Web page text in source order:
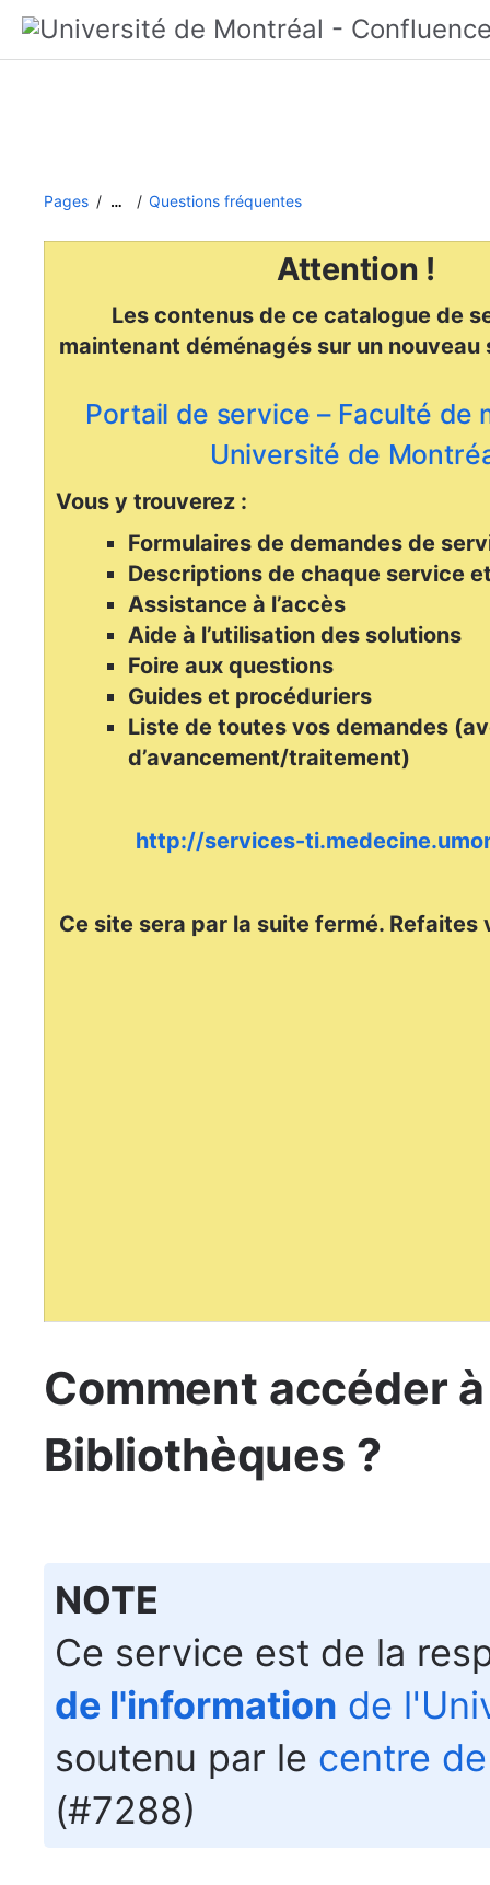
Pages … Questions fréquentes
Attention !
Les contenus de ce catalogue de
maintenant déménagéssur un nouveau
Portail de service – Faculté de
Université de
Vous y trouverez :
Formulaires de demandes de
Descriptions de chaque service
Assistance à l’accès
Aide à l’utilisation des solutions
Foire aux questions
Guides et procéduriers
Liste de toutes vos demandes
d’avancement/traitement)
http://services-
Ce site sera par la suite fermé. Refaites
Comment accéder
Bibliothèques ?
NOTE
Ce service est de la
de l'information de
soutenu par le centre
(#7288)